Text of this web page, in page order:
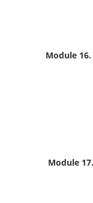
Module
Module